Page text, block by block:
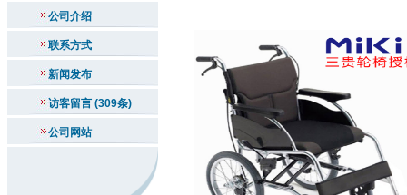
公司介绍
联系方式
新闻发布
访客留言 (309条)
公司网站